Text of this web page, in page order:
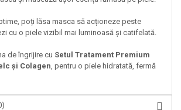
poți lăsa masca să acționeze peste
cu o piele vizibil mai luminoasă și catifelată.
de îngrijire cu Setul Tratament Premium
și Colagen , pentru o piele hidratată, fermă